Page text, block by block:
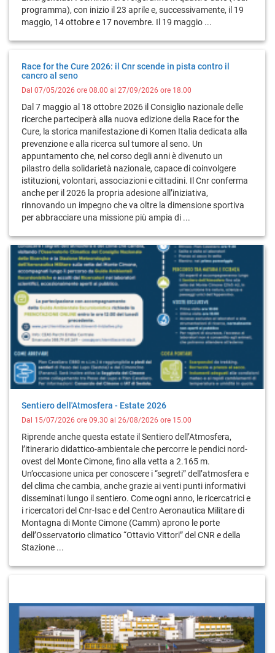
programma), con inizio il 23 aprile e, successivamente, il 19
maggio, 14 ottobre e 17 novembre. Il 19 maggio ...
Race for the Cure 2026: il Cnr scende in pista contro il
cancro al seno
Dal 07/05/2026 ore 08.00 al 27/09/2026 ore 18.00
Dal 7 maggio al 18 ottobre 2026 il Consiglio nazionale delle
ricerche parteciperà alla nuova edizione della Race for the
Cure, la storica manifestazione di Komen Italia dedicata alla
prevenzione e alla ricerca sul tumore al seno. Un
appuntamento che, nel corso degli anni è divenuto un
pilastro della solidarietà nazionale, capace di coinvolgere
istituzioni, volontari, associazioni e cittadini. Il Cnr conferma
anche per il 2026 la propria adesione all’iniziativa,
rinnovando un impegno che va oltre la dimensione sportiva
per abbracciare una missione più ampia di ...
Sentiero dell'Atmosfera - Estate 2026
Dal 15/07/2026 ore 09.30 al 26/08/2026 ore 15.00
Riprende anche questa estate il Sentiero dell’Atmosfera,
l’itinerario didattico-ambientale che percorre le pendici nord-
ovest del Monte Cimone, fino alla vetta a 2.165 m.
Un’occasione unica per conoscere i “segreti” dell’atmosfera e
del clima che cambia, anche grazie ai venti punti informativi
disseminati lungo il sentiero. Come ogni anno, le ricercatrici e
i ricercatori del Cnr-Isac e del Centro Aeronautica Militare di
Montagna di Monte Cimone (Camm) aprono le porte
dell’Osservatorio climatico “Ottavio Vittori” del CNR e della
Stazione ...